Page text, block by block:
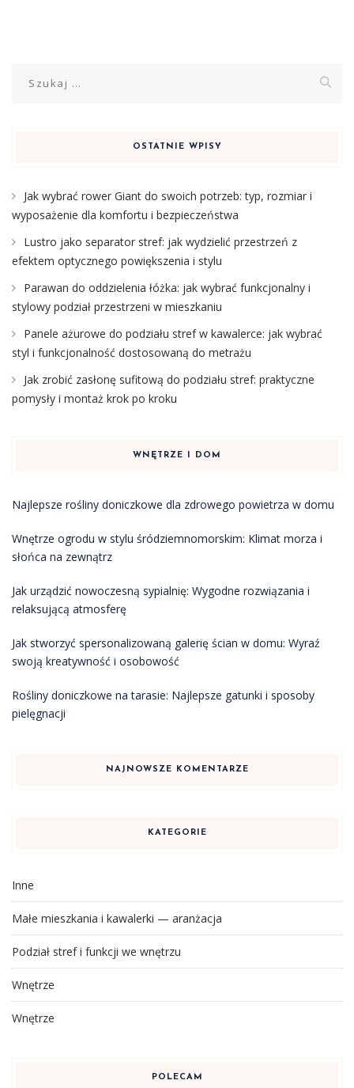
OSTATNIE WPISY
Jak wybrać rower Giant do swoich potrzeb: typ, rozmiar i
wyposażenie dla komfortu i bezpieczeństwa
Lustro jako separator stref: jak wydzielić przestrzeń z
efektem optycznego powiększenia i stylu
Parawan do oddzielenia łóżka: jak wybrać funkcjonalny i
stylowy podział przestrzeni w mieszkaniu
Panele ażurowe do podziału stref w kawalerce: jak wybrać
styl i funkcjonalność dostosowaną do metrażu
Jak zrobić zasłonę sufitową do podziału stref: praktyczne
pomysły i montaż krok po kroku
WNĘTRZE I DOM
Najlepsze rośliny doniczkowe dla zdrowego powietrza w domu
Wnętrze ogrodu w stylu śródziemnomorskim: Klimat morza i
słońca na zewnątrz
Jak urządzić nowoczesną sypialnię: Wygodne rozwiązania i
relaksującą atmosferę
Jak stworzyć spersonalizowaną galerię ścian w domu: Wyraź
swoją kreatywność i osobowość
Rośliny doniczkowe na tarasie: Najlepsze gatunki i sposoby
pielęgnacji
NAJNOWSZE KOMENTARZE
KATEGORIE
Inne
Małe mieszkania i kawalerki — aranżacja
Podział stref i funkcji we wnętrzu
Wnętrze
Wnętrze
POLECAM